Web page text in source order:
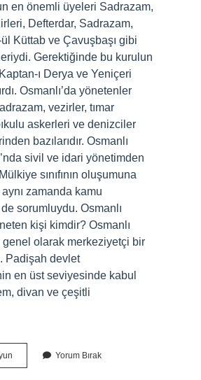
en önemli üyeleri Sadrazam,
Defterdar, Sadrazam,
Küttab ve Çavuşbaşı gibi
Gerektiğinde bu kurulun
ı Derya ve Yeniçeri
Osmanlı’da yönetenler
vezirler, tımar
askerleri ve denizciler
bazılarıdır. Osmanlı
sivil ve idari yönetimden
sınıfının oluşumuna
zamanda kamu
sorumluydu. Osmanlı
kişi kimdir? Osmanlı
genel olarak merkeziyetçi bir
Padişah devlet
en üst seviyesinde kabul
divan ve çeşitli
Osmanlıda
Yönetenler
Yorum Bırak